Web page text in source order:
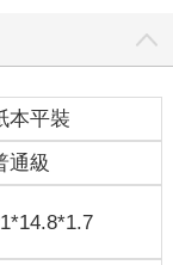
九十年的旅館本身
一邊思考，一邊將
老舊，滑開時卻順
道也一點都不
所措時，裡面傳出
一位身穿白色淡
的黑髮富有光
本平裝
通級